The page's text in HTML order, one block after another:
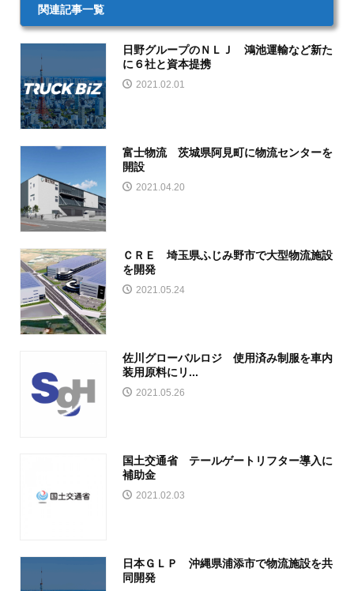
関連記事一覧
日野グループのＮＬＪ 鴻池運輸など新た
に６社と資本提携
2021.02.01
富士物流 茨城県阿見町に物流センターを
開設
2021.04.20
ＣＲＥ 埼玉県ふじみ野市で大型物流施設
を開発
2021.05.24
佐川グローバルロジ 使用済み制服を車内
装用原料にリ...
2021.05.26
国土交通省 テールゲートリフター導入に
補助金
2021.02.03
日本ＧＬＰ 沖縄県浦添市で物流施設を共
同開発